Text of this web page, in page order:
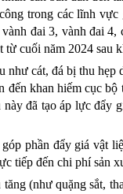
trong các lĩnh
đai 3, vành đai
từ cuối năm 2024
cát, đá bị thu hẹp
đến khan hiếm cục
đã tạo áp lực đẩy
phần đẩy giá vật
tiếp đến chi phí sản
(như quặng sắt,